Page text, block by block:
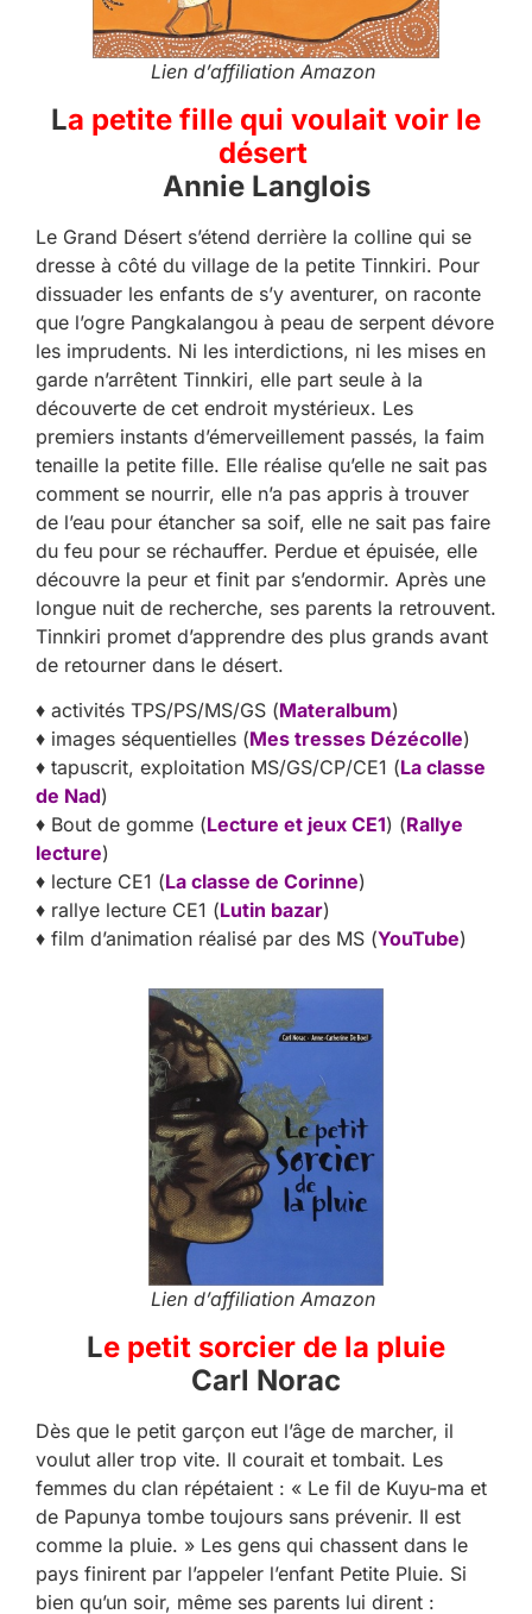
Lien d’affiliation Amazon
La petite fille qui voulait voir le
désert
Annie Langlois
Le Grand Désert s’étend derrière la colline qui se
dresse à côté du village de la petite Tinnkiri. Pour
dissuader les enfants de s’y aventurer, on raconte
que l’ogre Pangkalangou à peau de serpent dévore
les imprudents. Ni les interdictions, ni les mises en
garde n’arrêtent Tinnkiri, elle part seule à la
découverte de cet endroit mystérieux. Les
premiers instants d’émerveillement passés, la faim
tenaille la petite fille. Elle réalise qu’elle ne sait pas
comment se nourrir, elle n’a pas appris à trouver
de l’eau pour étancher sa soif, elle ne sait pas faire
du feu pour se réchauffer. Perdue et épuisée, elle
découvre la peur et finit par s’endormir. Après une
longue nuit de recherche, ses parents la retrouvent.
Tinnkiri promet d’apprendre des plus grands avant
de retourner dans le désert.
♦ activités TPS/PS/MS/GS (Materalbum)
♦ images séquentielles (Mes tresses Dézécolle)
♦ tapuscrit, exploitation MS/GS/CP/CE1 (La classe
de Nad)
♦ Bout de gomme (Lecture et jeux CE1) (Rallye
lecture)
♦ lecture CE1 (La classe de Corinne)
♦ rallye lecture CE1 (Lutin bazar)
♦ film d’animation réalisé par des MS (YouTube)
Lien d’affiliation Amazon
Le petit sorcier de la pluie
Carl Norac
Dès que le petit garçon eut l’âge de marcher, il
voulut aller trop vite. Il courait et tombait. Les
femmes du clan répétaient : « Le fil de Kuyu-ma et
de Papunya tombe toujours sans prévenir. Il est
comme la pluie. » Les gens qui chassent dans le
pays finirent par l’appeler l’enfant Petite Pluie. Si
bien qu’un soir, même ses parents lui dirent :